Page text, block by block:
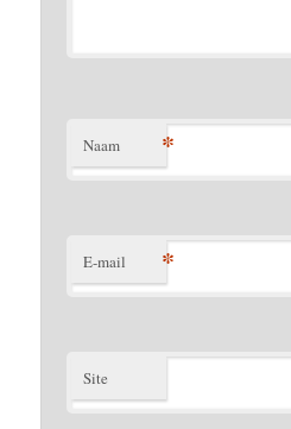
Naam *
E-mail *
Site